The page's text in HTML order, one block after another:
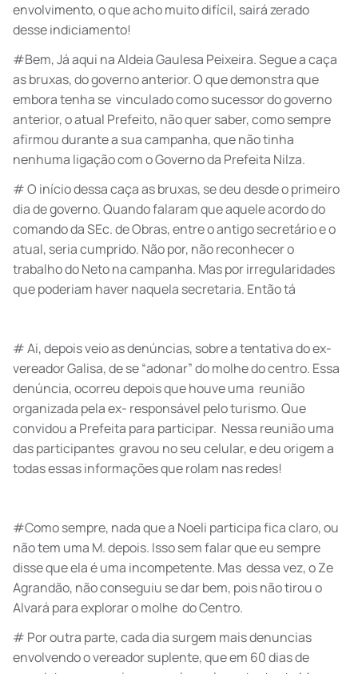
envolvimento, o que acho muito difícil, sairá zerado
desse indiciamento!
#Bem, Já aqui na Aldeia Gaulesa Peixeira. Segue a caça
as bruxas, do governo anterior. O que demonstra que
embora tenha se vinculado como sucessor do governo
anterior, o atual Prefeito, não quer saber, como sempre
afirmou durante a sua campanha, que não tinha
nenhuma ligação com o Governo da Prefeita Nilza.
# O início dessa caça as bruxas, se deu desde o primeiro
dia de governo. Quando falaram que aquele acordo do
comando da SEc. de Obras, entre o antigo secretário e o
atual, seria cumprido. Não por, não reconhecer o
trabalho do Neto na campanha. Mas por irregularidades
que poderiam haver naquela secretaria. Então tá
# Ai, depois veio as denúncias, sobre a tentativa do ex-
vereador Galisa, de se “adonar” do molhe do centro. Essa
denúncia, ocorreu depois que houve uma reunião
organizada pela ex- responsável pelo turismo. Que
convidou a Prefeita para participar. Nessa reunião uma
das participantes gravou no seu celular, e deu origem a
todas essas informações que rolam nas redes!
#Como sempre, nada que a Noeli participa fica claro, ou
não tem uma M. depois. Isso sem falar que eu sempre
disse que ela é uma incompetente. Mas dessa vez, o Ze
Agrandão, não conseguiu se dar bem, pois não tirou o
Alvará para explorar o molhe do Centro.
# Por outra parte, cada dia surgem mais denuncias
envolvendo o vereador suplente, que em 60 dias de